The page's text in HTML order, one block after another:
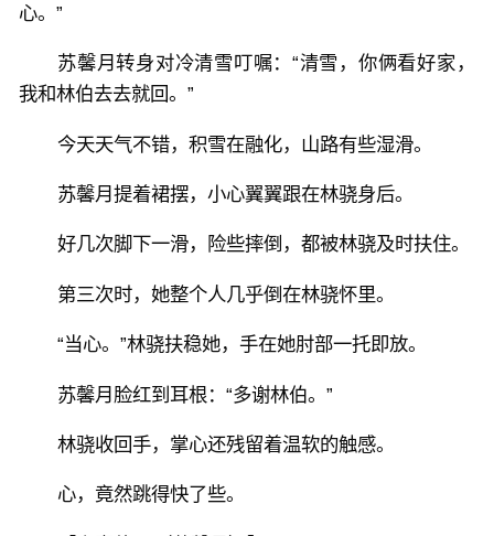
心。”
苏馨月转身对冷清雪叮嘱：“清雪，你俩看好家，
我和林伯去去就回。”
今天天气不错，积雪在融化，山路有些湿滑。
苏馨月提着裙摆，小心翼翼跟在林骁身后。
好几次脚下一滑，险些摔倒，都被林骁及时扶住。
第三次时，她整个人几乎倒在林骁怀里。
“当心。”林骁扶稳她，手在她肘部一托即放。
苏馨月脸红到耳根：“多谢林伯。”
林骁收回手，掌心还残留着温软的触感。
心，竟然跳得快了些。